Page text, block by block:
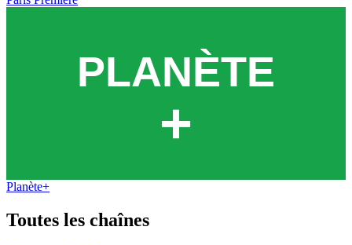
Planète+
Toutes les chaînes